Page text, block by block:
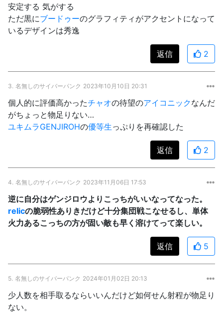
安定する 気がする
ただ黒にブードゥーのグラフィティがアクセントになって
いるデザインは秀逸
返信 2
3. 名無しのサイバーパンク 2023年10月10日 20:31
個人的に評価高かったチャオの待望のアイコニックなんだ
がちょっと物足りない…
ユキムラGENJIROHの優等生っぷりを再確認した
返信 2
4. 名無しのサイバーパンク 2023年11月06日 17:53
逆に自分はゲンジロウよりこっちがいいなってなった。
relicの脆弱性ありきだけど十分集団戦こなせるし、単体
火力あるこっちの方が固い敵も早く溶けてって楽しい。
返信 5
5. 名無しのサイバーパンク 2024年01月02日 20:13
少人数を相手取るならいいんだけど如何せん射程が物足り
ない。